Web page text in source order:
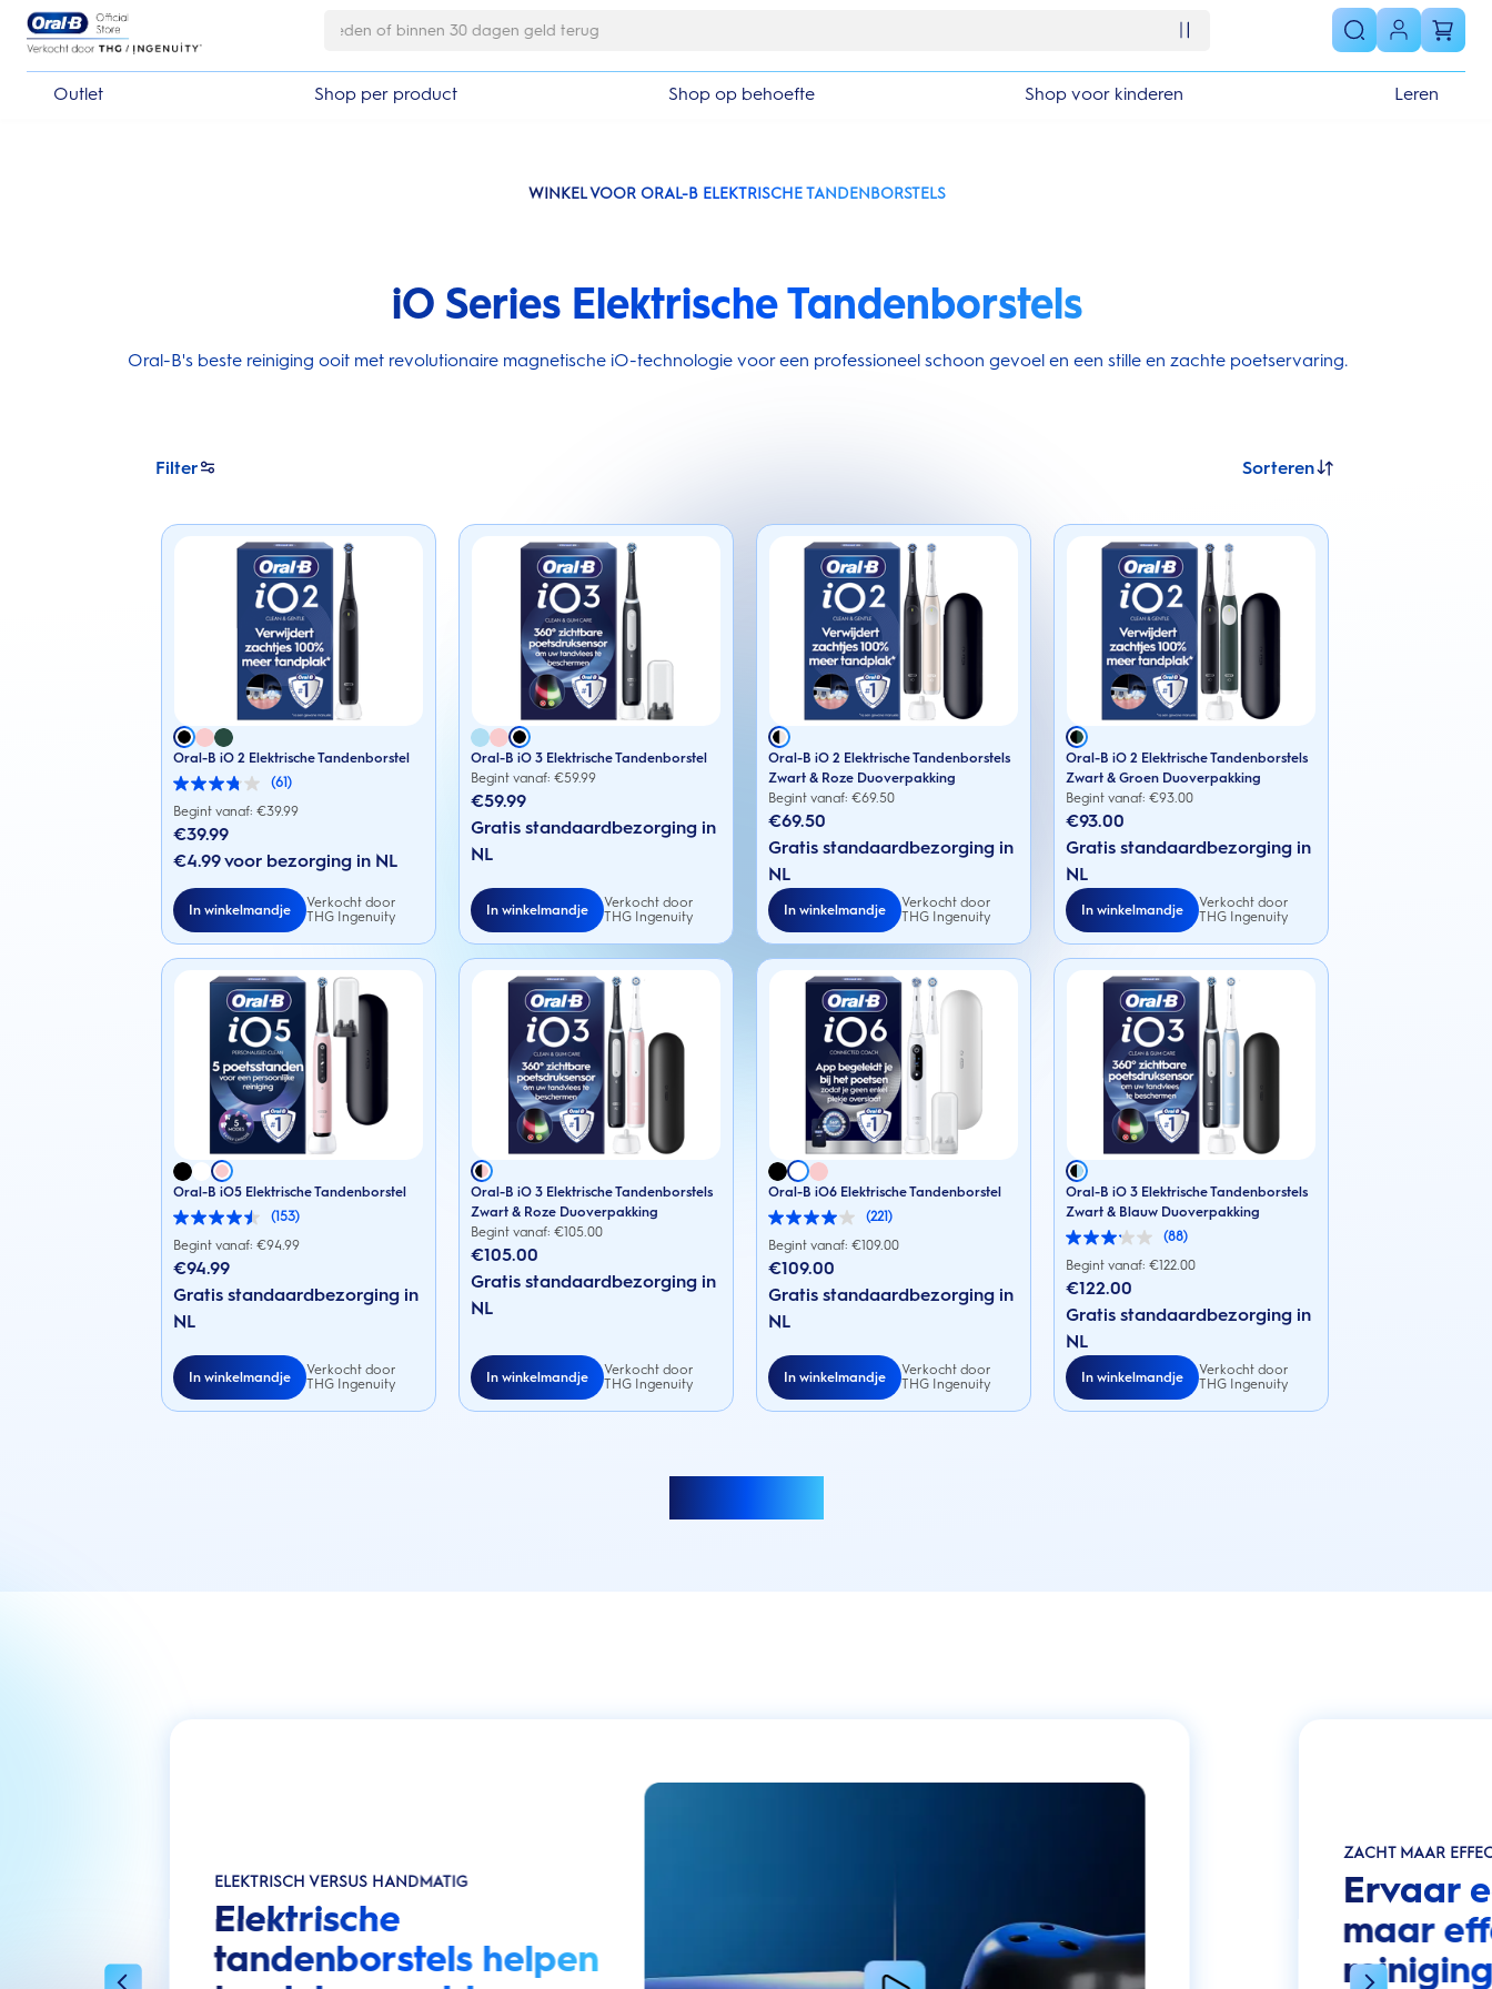
Outlet Shop per product Shop op behoefte Shop voor kinderen Leren
WINKEL VOOR ORAL-B ELEKTRISCHE TANDENBORSTELS
iO Series Elektrische Tandenborstels
Oral-B's beste reiniging ooit met revolutionaire magnetische iO-technologie voor een professioneel schoon gevoel en een stille en zachte poetservaring.
Filter Sorteren
Oral-B iO 2 Elektrische Tandenborstel
(61)
3.8
van
5
sterren.
beoordelingen
Begint vanaf: €39.99
€39.99
€4.99 voor bezorging in NL
In winkelmandje
Verkocht door
THG Ingenuity
Oral-B iO 3 Elektrische Tandenborstel
Begint vanaf: €59.99
€59.99
Gratis standaardbezorging in
NL
In winkelmandje
Verkocht door
THG Ingenuity
Oral-B iO 2 Elektrische Tandenborstels
Zwart & Roze Duoverpakking
Begint vanaf: €69.50
€69.50
Gratis standaardbezorging in
NL
In winkelmandje
Verkocht door
THG Ingenuity
Oral-B iO 2 Elektrische Tandenborstels
Zwart & Groen Duoverpakking
Begint vanaf: €93.00
€93.00
Gratis standaardbezorging in
NL
In winkelmandje
Verkocht door
THG Ingenuity
Oral-B iO5 Elektrische Tandenborstel
(153)
4.5
van
5
sterren.
beoordelingen
Begint vanaf: €94.99
€94.99
Gratis standaardbezorging in
NL
In winkelmandje
Verkocht door
THG Ingenuity
Oral-B iO 3 Elektrische Tandenborstels
Zwart & Roze Duoverpakking
Begint vanaf: €105.00
€105.00
Gratis standaardbezorging in
NL
In winkelmandje
Verkocht door
THG Ingenuity
Oral-B iO6 Elektrische Tandenborstel
(221)
4.0
van
5
sterren.
beoordelingen
Begint vanaf: €109.00
€109.00
Gratis standaardbezorging in
NL
In winkelmandje
Verkocht door
THG Ingenuity
Oral-B iO 3 Elektrische Tandenborstels
Zwart & Blauw Duoverpakking
(88)
3.1
van
5
sterren.
beoordelingen
Begint vanaf: €122.00
€122.00
Gratis standaardbezorging in
NL
In winkelmandje
Verkocht door
THG Ingenuity
ELEKTRISCH VERSUS HANDMATIG
Elektrische
tandenborstels helpen
ZACHT MAAR
Ervaar
maar